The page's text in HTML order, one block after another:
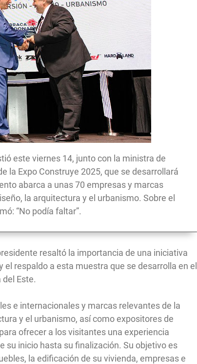
este viernes 14, junto con la ministra de
la Expo Construye 2025, que se desarrollará
abarca a unas 70 empresas y marcas
la arquitectura y el urbanismo. Sobre el
“No podía faltar”.
resaltó la importancia de una iniciativa
respaldo a esta muestra que se desarrolla en el
Este.
e internacionales y marcas relevantes de la
y el urbanismo, así como expositores de
ofrecer a los visitantes una experiencia
su inicio hasta su finalización. Su objetivo es
la edificación de su vivienda, empresas e